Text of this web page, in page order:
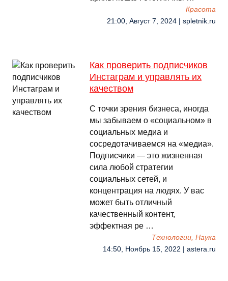
Красота
21:00, Август 7, 2024 | spletnik.ru
Как проверить подписчиков
Инстаграм и управлять их
качеством
С точки зрения бизнеса, иногда
мы забываем о «социальном» в
социальных медиа и
сосредотачиваемся на «медиа».
Подписчики — это жизненная
сила любой стратегии
социальных сетей, и
концентрация на людях. У вас
может быть отличный
качественный контент,
эффектная ре …
Технологии, Наука
14:50, Ноябрь 15, 2022 | astera.ru